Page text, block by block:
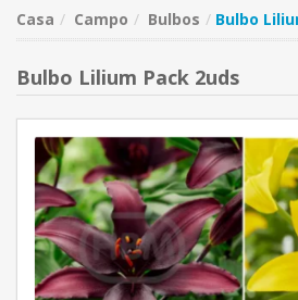
Casa Campo Bulbos Bulbo
Bulbo Lilium Pack 2uds